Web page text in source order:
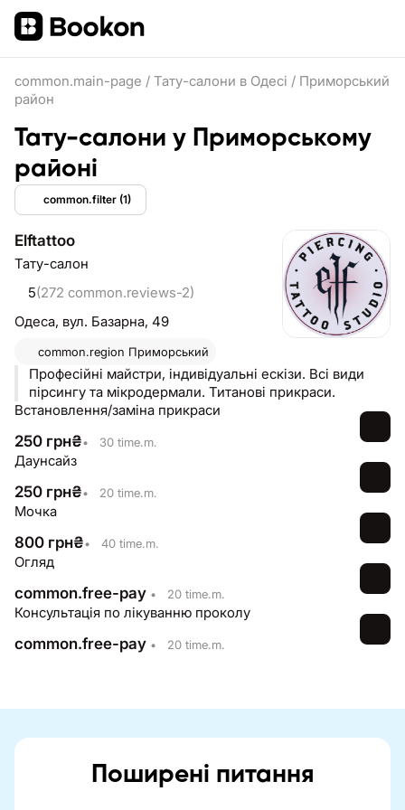
common.main-page / Тату-салони в Одесі / Приморський
район
Тату-салони у Приморському
районі
common.filter (1)
Elftattoo
Тату-салон
5(272 common.reviews-2)
Одеса, вул. Базарна, 49
common.region Приморський
Професійні майстри, індивідуальні ескізи. Всі види
пірсингу та мікродермали. Титанові прикраси.
Встановлення/заміна прикраси
250 грн₴• 30 time.m.
Даунсайз
250 грн₴• 20 time.m.
Мочка
800 грн₴• 40 time.m.
Огляд
common.free-pay • 20 time.m.
Консультація по лікуванню проколу
common.free-pay • 20 time.m.
Поширені питання